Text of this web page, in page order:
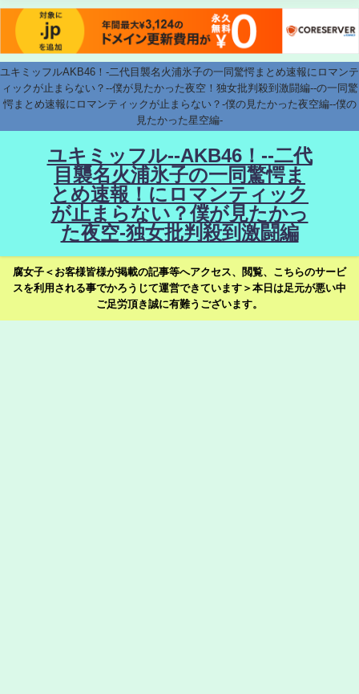
ユキミッフルAKB46！-二代目襲名火浦氷子の一同驚愕まとめ速報にロマンテ
ィックが止まらない？--僕が見たかった夜空！独女批判殺到激闘編--の一同驚
愕まとめ速報にロマンティックが止まらない？-僕の見たかった夜空編--僕の
見たかった星空編-
ユキミッフル--AKB46！--二代
目襲名火浦氷子の一同驚愕ま
とめ速報！にロマンティック
が止まらない？僕が見たかっ
た夜空-独女批判殺到激闘編
腐女子＜お客様皆様が掲載の記事等へアクセス、閲覧、こちらのサービ
スを利用される事でかろうじて運営できています＞本日は足元が悪い中
ご足労頂き誠に有難うございます。